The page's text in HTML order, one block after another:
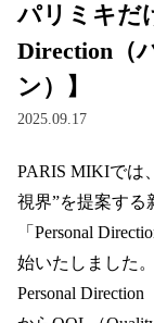
補聴器
コンタクトレンズ
グッズ・小物
ブランドを探す
ブランド一覧
パリミキだ
Direction（
ン）】
2025.09.17
PARIS MIKIでは
視界”を提案する
「Personal
始いたしました
Personal